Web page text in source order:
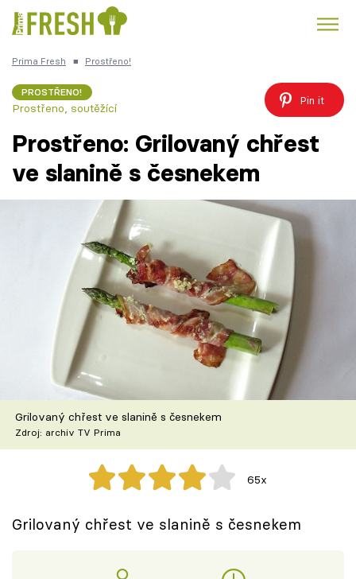
Česká kuchyně
Recepty
Články
TV Program
Škola vaření
Recepty z TV
Speciál: Cuketa
Těhotnej kuchař
Sledujte prima+
Prima Fresh ■ Prostřeno!
PROSTŘENO!
Prostřeno, soutěžící
Pin it
Prostřeno: Grilovaný chřest
ve slanině s česnekem
Grilovaný chřest ve slanině s česnekem
Zdroj: archiv TV Prima
65x
Grilovaný chřest ve slanině s česnekem